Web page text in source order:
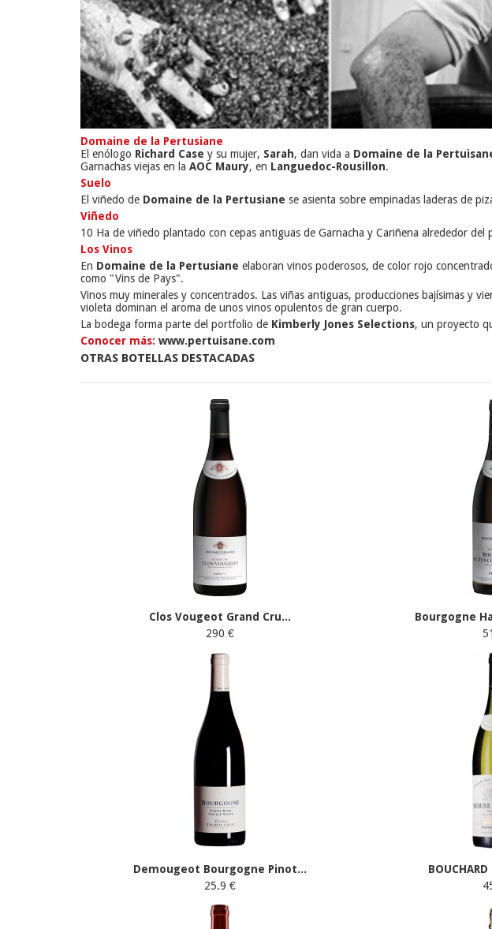
Domaine de la Pertusiane
El enólogo Richard Case y su mujer, Sarah, dan vida a Domaine de la
Garnachas viejas en la AOC Maury, en Languedoc-Rousillon.
Suelo
El viñedo de Domaine de la Pertusiane se asienta sobre empinadas laderas de
Viñedo
10 Ha de viñedo plantado con cepas antiguas de Garnacha y Cariñena alrededor
Los Vinos
En Domaine de la Pertusiane elaboran vinos poderosos, de color rojo
como "Vins de Pays".
Vinos muy minerales y concentrados. Las viñas antiguas, producciones bajísimas y
violeta dominan el aroma de unos vinos opulentos de gran cuerpo.
La bodega forma parte del portfolio de Kimberly Jones Selections, un proyecto
Conocer más: www.pertuisane.com
OTRAS BOTELLAS DESTACADAS
Clos Vougeot Grand Cru...
290 €
Bourgogne
Demougeot Bourgogne Pinot...
25.9 €
BOUCHARD